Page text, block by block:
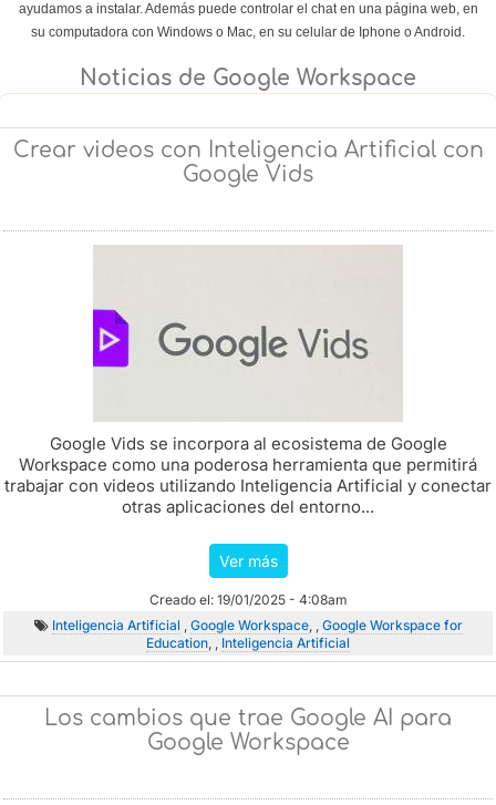
ayudamos a instalar. Además puede controlar el chat en una página web, en
su computadora con Windows o Mac, en su celular de Iphone o Android.
Noticias de Google Workspace
Crear videos con Inteligencia Artificial con
Google Vids
Google Vids se incorpora al ecosistema de Google
Workspace como una poderosa herramienta que permitirá
trabajar con videos utilizando Inteligencia Artificial y conectar
otras aplicaciones del entorno...
Ver más
Creado el: 19/01/2025 - 4:08am
Inteligencia Artificial , Google Workspace, , Google Workspace for
Education, , Inteligencia Artificial
Los cambios que trae Google AI para
Google Workspace